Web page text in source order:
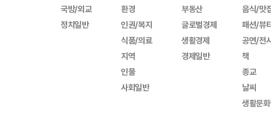
국방/외교
정치일반
환경
인권/복지
식품/의료
지역
인물
사회일반
부동산
글로벌경제
생활경제
경제일반
음식/맛
패션/뷰
공연/전
책
종교
날씨
생활문